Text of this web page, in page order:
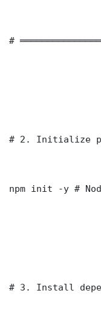
#
# 2. Initialize
npm init -y #
# 3. Install